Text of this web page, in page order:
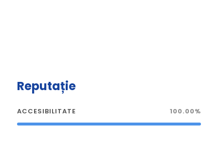
Reputație
ACCESIBILITATE 100.00%